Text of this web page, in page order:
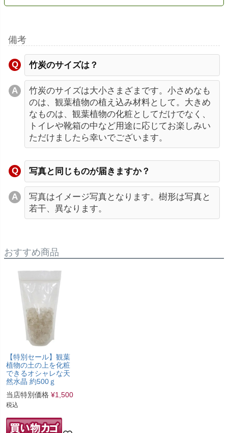
備考
竹炭のサイズは？
竹炭のサイズは大小さまざまです。小さめなも
のは、観葉植物の植え込み材料として。大きめ
なものは、観葉植物の化粧としてだけでなく、
トイレや靴箱の中など用途に応じてお楽しみい
ただけましたら幸いでございます。
写真と同じものが届きますか？
写真はイメージ写真となります。樹形は写真と
若干、異なります。
おすすめ商品
【特別セール】観葉
植物の土の上を化粧
できるオシャレな天
然水晶 約500ｇ
当店特別価格 ¥1,500
税込